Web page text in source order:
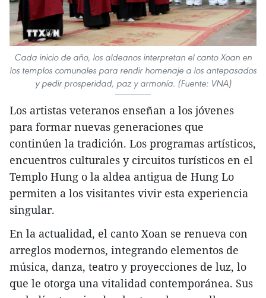
Cada inicio de año, los aldeanos interpretan el canto Xoan en
los templos comunales para rendir homenaje a los antepasados
y pedir prosperidad, paz y armonía. (Fuente: VNA)
Los artistas veteranos enseñan a los jóvenes
para formar nuevas generaciones que
continúen la tradición. Los programas artísticos,
encuentros culturales y circuitos turísticos en el
Templo Hung o la aldea antigua de Hung Lo
permiten a los visitantes vivir esta experiencia
singular.
En la actualidad, el canto Xoan se renueva con
arreglos modernos, integrando elementos de
música, danza, teatro y proyecciones de luz, lo
que le otorga una vitalidad contemporánea. Sus